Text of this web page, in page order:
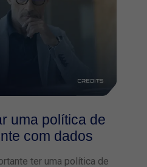
uma política de
com dados
ter uma política de